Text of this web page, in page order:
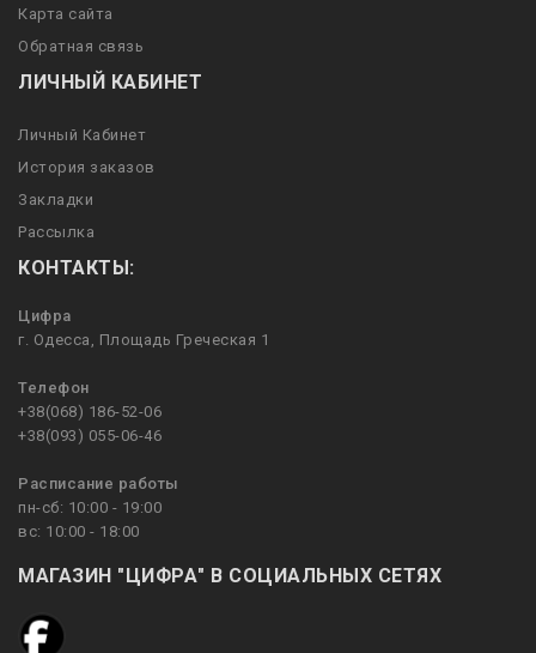
Карта сайта
Обратная связь
ЛИЧНЫЙ КАБИНЕТ
Личный Кабинет
История заказов
Закладки
Рассылка
КОНТАКТЫ:
Цифра
г. Одесса, Площадь Греческая 1
Телефон
+38(068) 186-52-06
+38(093) 055-06-46
Расписание работы
пн-сб: 10:00 - 19:00
вс: 10:00 - 18:00
МАГАЗИН "ЦИФРА" В СОЦИАЛЬНЫХ СЕТЯХ